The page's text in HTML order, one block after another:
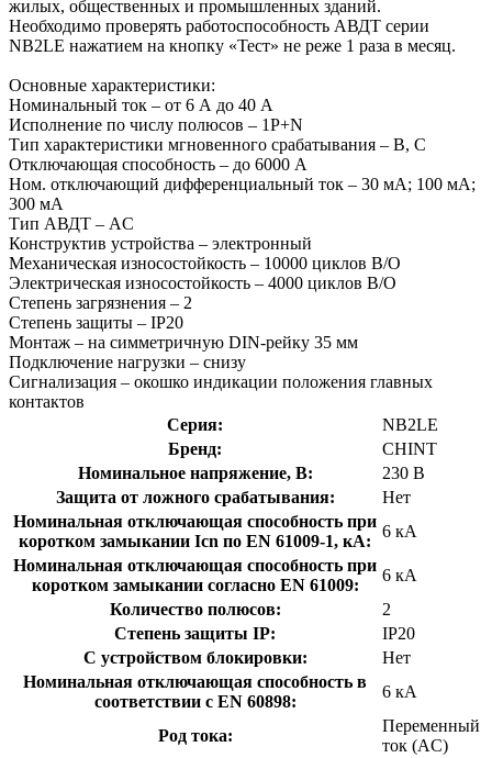
жилых, общественных и промышленных зданий.
Необходимо проверять работоспособность АВДТ серии
NB2LE нажатием на кнопку «Тест» не реже 1 раза в месяц.
Основные характеристики:
Номинальный ток – от 6 А до 40 А
Исполнение по числу полюсов – 1P+N
Тип характеристики мгновенного срабатывания – В, С
Отключающая способность – до 6000 А
Ном. отключающий дифференциальный ток – 30 мA; 100 мA;
300 мA
Тип АВДТ – AC
Конструктив устройства – электронный
Механическая износостойкость – 10000 циклов В/О
Электрическая износостойкость – 4000 циклов В/О
Степень загрязнения – 2
Степень защиты – IP20
Монтаж – на симметричную DIN-рейку 35 мм
Подключение нагрузки – снизу
Сигнализация – окошко индикации положения главных
контактов
Серия:
NB2LE
Бренд:
CHINT
Номинальное напряжение, В:
230 В
Защита от ложного срабатывания:
Нет
Номинальная отключающая способность при
коротком замыкании Icn по EN 61009-1, кА:
6 кА
Номинальная отключающая способность при
коротком замыкании согласно EN 61009:
6 кА
Количество полюсов:
2
Степень защиты IP:
IP20
С устройством блокировки:
Нет
Номинальная отключающая способность в
соответствии с EN 60898:
6 кА
Род тока:
Переменный
ток (AC)